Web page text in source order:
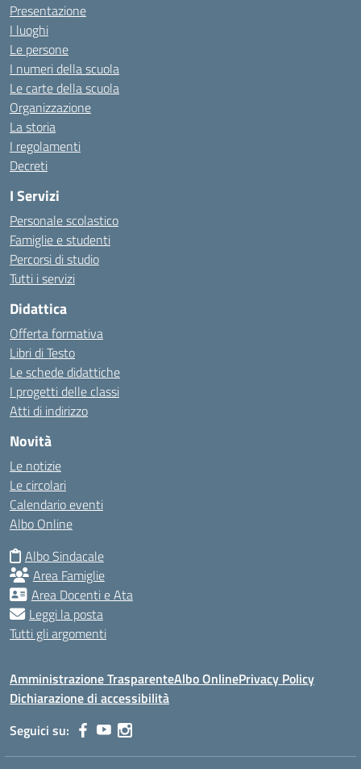
Presentazione
I luoghi
Le persone
I numeri della scuola
Le carte della scuola
Organizzazione
La storia
I regolamenti
Decreti
I Servizi
Personale scolastico
Famiglie e studenti
Percorsi di studio
Tutti i servizi
Didattica
Offerta formativa
Libri di Testo
Le schede didattiche
I progetti delle classi
Atti di indirizzo
Novità
Le notizie
Le circolari
Calendario eventi
Albo Online
Albo Sindacale
Area Famiglie
Area Docenti e Ata
Leggi la posta
Tutti gli argomenti
Amministrazione TrasparenteAlbo OnlinePrivacy Policy
Dichiarazione di accessibilità
Seguici su: